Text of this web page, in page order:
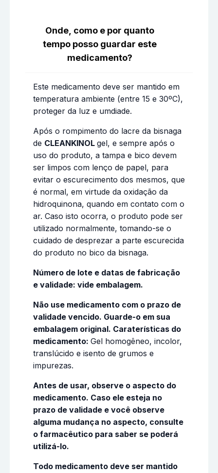
Onde, como e por quanto
tempo posso guardar este
medicamento?
Este medicamento deve ser mantido em
temperatura ambiente (entre 15 e 30ºC),
proteger da luz e umdiade.
Após o rompimento do lacre da bisnaga
de CLEANKINOL gel, e sempre após o
uso do produto, a tampa e bico devem
ser limpos com lenço de papel, para
evitar o escurecimento dos mesmos, que
é normal, em virtude da oxidação da
hidroquinona, quando em contato com o
ar. Caso isto ocorra, o produto pode ser
utilizado normalmente, tomando-se o
cuidado de desprezar a parte escurecida
do produto no bico da bisnaga.
Número de lote e datas de fabricação
e validade: vide embalagem.
Não use medicamento com o prazo de
validade vencido. Guarde-o em sua
embalagem original. Caraterísticas do
medicamento: Gel homogêneo, incolor,
translúcido e isento de grumos e
impurezas.
Antes de usar, observe o aspecto do
medicamento. Caso ele esteja no
prazo de validade e você observe
alguma mudança no aspecto, consulte
o farmacêutico para saber se poderá
utilizá-lo.
Todo medicamento deve ser mantido